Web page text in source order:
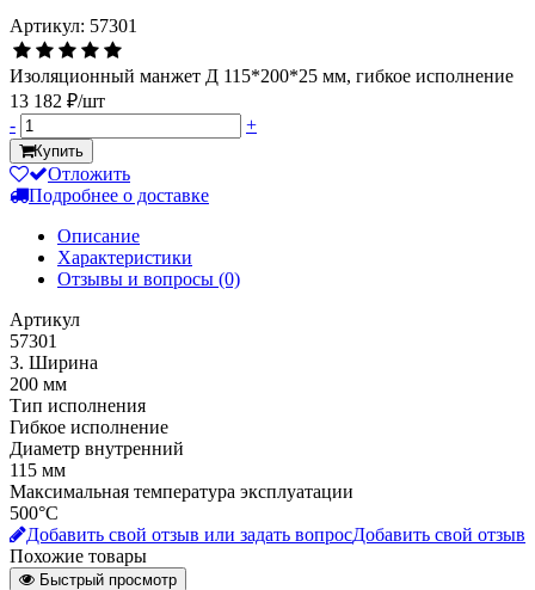
Артикул: 57301
Изоляционный манжет Д 115*200*25 мм, гибкое исполнение
13 182 ₽/шт
-
+
Купить
Отложить
Подробнее о доставке
Описание
Характеристики
Отзывы и вопросы (0)
Артикул
57301
3. Ширина
200 мм
Тип исполнения
Гибкое исполнение
Диаметр внутренний
115 мм
Максимальная температура эксплуатации
500°С
Добавить свой отзыв или задать вопросДобавить свой отзыв
Похожие товары
Быстрый просмотр